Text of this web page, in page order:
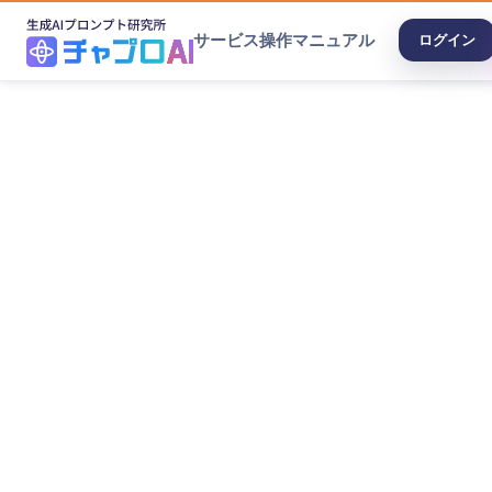
サービス操作マニュアル ログイン